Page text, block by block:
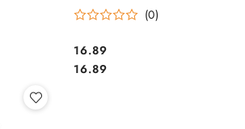
(0)
Cena:
16.89
Cena:
16.89